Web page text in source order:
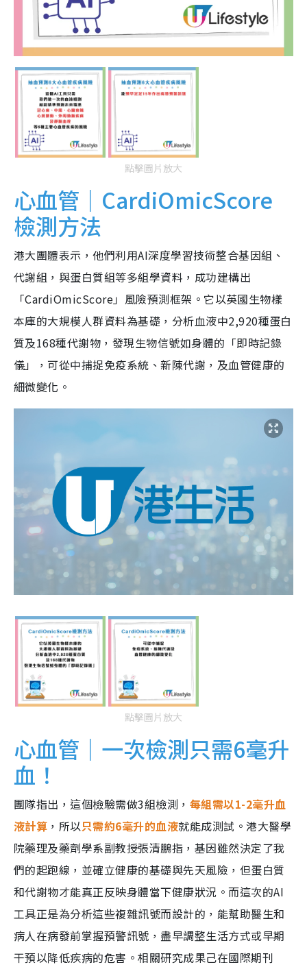
點擊圖片放大
心血管｜CardiOmicScore
檢測方法
港大團體表示，他們利用AI深度學習技術整合基因組、
代謝組，與蛋白質組等多組學資料，成功建構出
「CardiOmicScore」風險預測框架。它以英國生物樣
本庫的大規模人群資料為基礎，分析血液中2,920種蛋白
質及168種代謝物，發現生物信號如身體的「即時記錄
儀」，可從中捕捉免疫系統、新陳代謝，及血管健康的
細微變化。
點擊圖片放大
心血管｜一次檢測只需6毫升
血！
團隊指出，這個檢驗需做3組檢測， 每組需以1-2毫升血
液計算 ，所以只需約6毫升的血液就能成測試。港大醫學
院藥理及藥劑學系副教授張清鵬指，基因雖然決定了我
們的起跑線，並確立健康的基礎與先天風險，但蛋白質
和代謝物才能真正反映身體當下健康狀況。而這次的AI
工具正是為分析這些複雜訊號而設計的，能幫助醫生和
病人在病發前掌握預警訊號，盡早調整生活方式或早期
干預以降低疾病的危害。相關研究成果己在國際期刊